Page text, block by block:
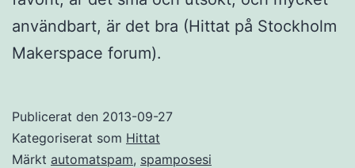
användbart, är det bra (Hittat på Stockholm
Makerspace forum).
Publicerat den 2013-09-27
Kategoriserat som Hittat
Märkt automatspam, spamposesi